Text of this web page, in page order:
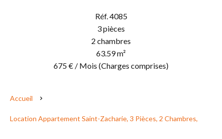
Réf. 4085
3 pièces
2 chambres
63.59 m²
675 € / Mois (Charges comprises)
Accueil
Location Appartement Saint-Zacharie, 3 Pièces, 2 Chambres,